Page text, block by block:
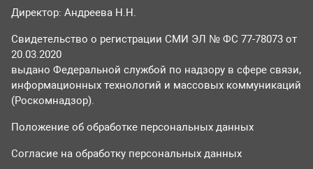
Директор: Андреева Н.Н.
Свидетельство о регистрации СМИ ЭЛ № ФС 77-78073 от
20.03.2020
выдано Федеральной службой по надзору в сфере связи,
информационных технологий и массовых коммуникаций
(Роскомнадзор).
Положение об обработке персональных данных
Согласие на обработку персональных данных